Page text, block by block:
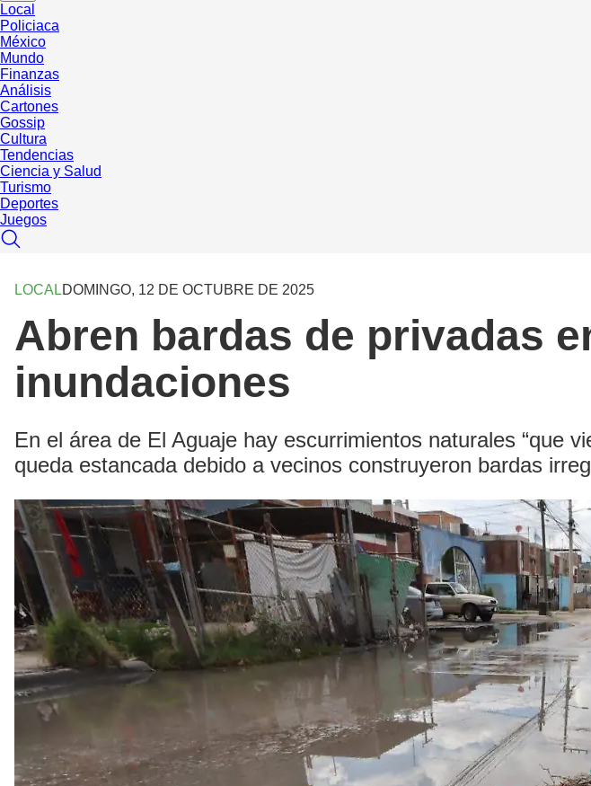
Local
Policiaca
México
Mundo
Finanzas
Análisis
Cartones
Gossip
Cultura
Tendencias
Ciencia y Salud
Turismo
Deportes
Juegos
LOCALDOMINGO, 12 DE OCTUBRE DE 2025
Abren bardas de privadas
inundaciones
En el área de El Aguaje hay escurrimientos naturales “que
queda estancada debido a vecinos construyeron bardas